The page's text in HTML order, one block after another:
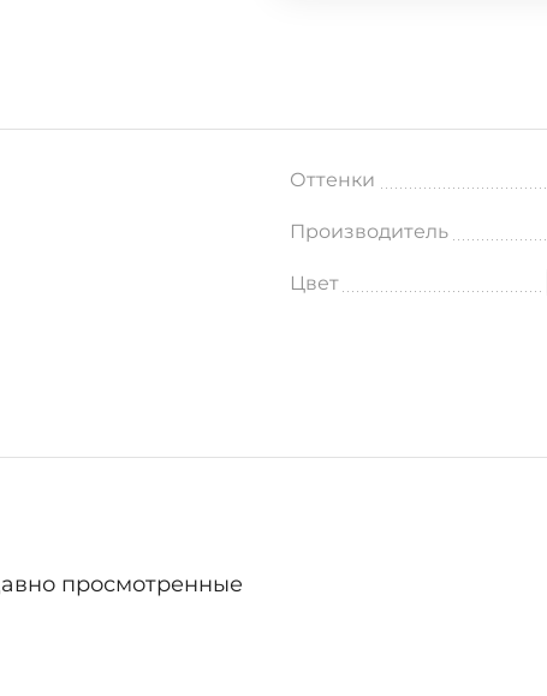
Оттенки
Производитель
Цвет
просмотренные